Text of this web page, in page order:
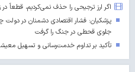
اگر ارز ترجیحی را حذف نمی‌کردیم،
پزشکیان: فشار اقتصادی دشمنان در دولت
جلوی قحطی در جنگ را گرفت
تأکید بر تداوم خدمت‌رسانی و تسهیل